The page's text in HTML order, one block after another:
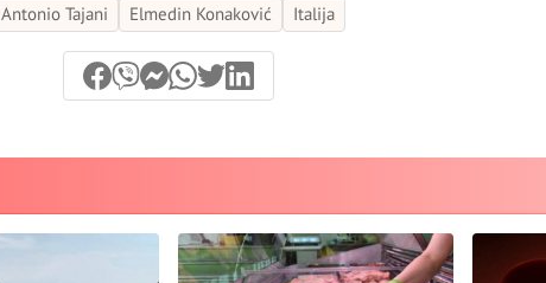
Antonio Tajani Elmedin Konaković Italija